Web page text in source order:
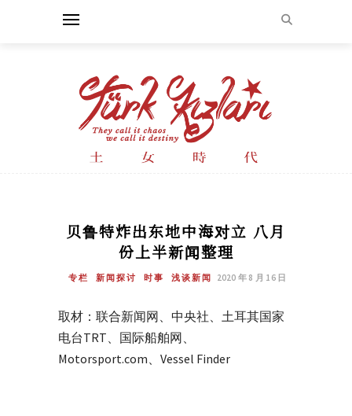
贝鲁特炸出东地中海对立 八月
份上半新闻整理
专栏 新闻探讨 时事 浅谈新闻 2020 年 8 月 16 日
取材：联合新闻网、中央社、土耳其国家
电台TRT、国际船舶网、
Motorsport.com、Vessel Finder